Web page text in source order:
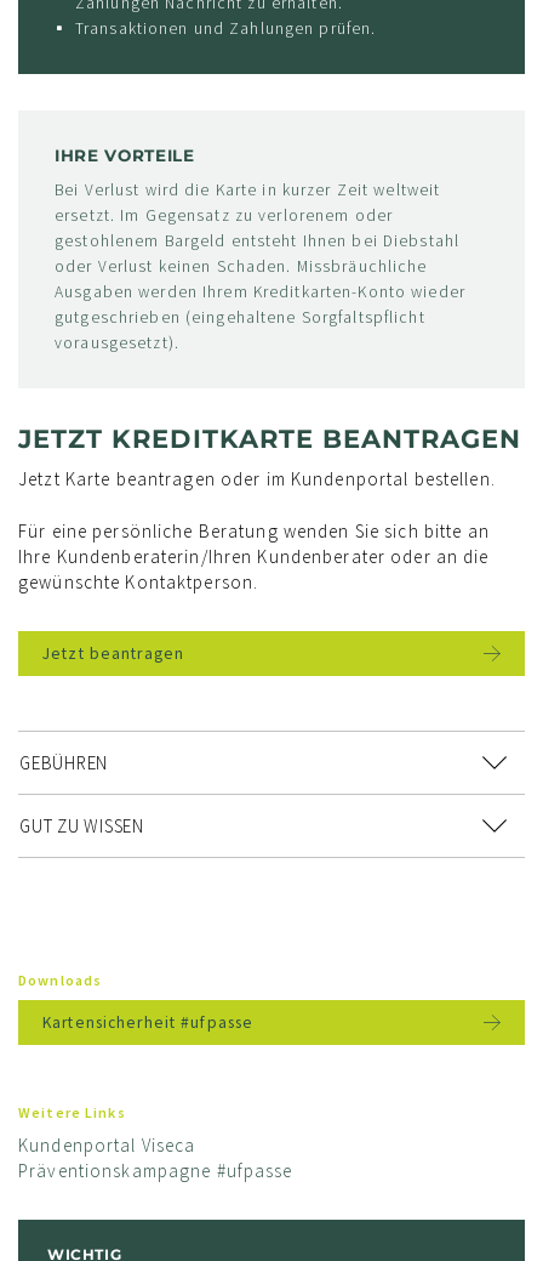
Transaktionen und Zahlungen prüfen.
IHRE VORTEILE
Bei Verlust wird die Karte in kurzer Zeit weltweit
ersetzt. Im Gegensatz zu verlorenem oder
gestohlenem Bargeld entsteht Ihnen bei Diebstahl
oder Verlust keinen Schaden. Missbräuchliche
Ausgaben werden Ihrem Kreditkarten-Konto wieder
gutgeschrieben (eingehaltene Sorgfaltspflicht
vorausgesetzt).
JETZT KREDITKARTE BEANTRAGEN
Jetzt Karte beantragen oder im Kundenportal bestellen.
Für eine persönliche Beratung wenden Sie sich bitte an
Ihre Kundenberaterin/Ihren Kundenberater oder an die
gewünschte Kontaktperson.
Jetzt beantragen
GEBÜHREN
GUT ZU WISSEN
Downloads
Kartensicherheit #ufpasse
Weitere Links
Kundenportal Viseca
Präventionskampagne #ufpasse
WICHTIG